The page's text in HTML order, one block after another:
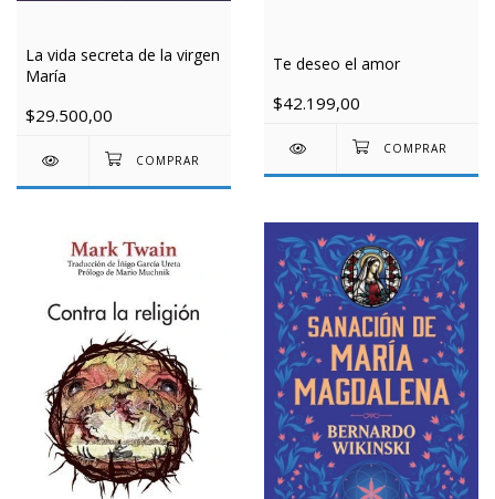
La vida secreta de la virgen
María
$29.500,00
Te deseo el amor
$42.199,00